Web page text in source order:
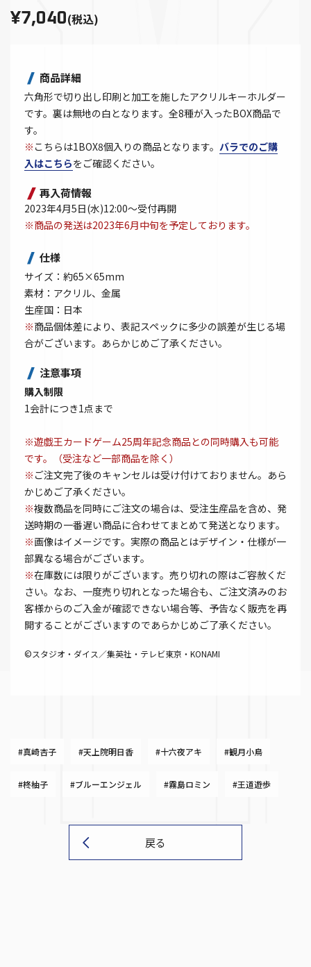
¥7,040(税込)
商品詳細
六角形で切り出し印刷と加工を施したアクリルキーホルダー
です。裏は無地の白となります。全8種が入ったBOX商品で
す。
※ こちらは1BOX8個入りの商品となります。 バラでのご購
入はこちらをご確認ください。
再入荷情報
2023年4月5日(水)12:00～受付再開
※商品の発送は2023年6月中旬を予定しております。
仕様
サイズ：約65×65mm
素材：アクリル、金属
生産国：日本
※商品個体差により、表記スペックに多少の誤差が生じる場
合がございます。あらかじめご了承ください。
注意事項
購入制限
1会計につき1点まで
※遊戯王カードゲーム25周年記念商品との同時購入も可能
です。（受注など一部商品を除く）
※ ご注文完了後のキャンセルは受け付けておりません。あら
かじめご了承ください。
※複数商品を同時にご注文の場合は、受注生産品を含め、発
送時期の一番遅い商品に合わせてまとめて発送となります。
※画像はイメージです。実際の商品とはデザイン・仕様が一
部異なる場合がございます。
※在庫数には限りがございます。売り切れの際はご容赦くだ
さい。なお、一度売り切れとなった場合も、ご注文済みのお
客様からのご入金が確認できない場合等、予告なく販売を再
開することがございますのであらかじめご了承ください。
©スタジオ・ダイス／集英社・テレビ東京・KONAMI
#真崎杏子 #天上院明日香 #十六夜アキ #観月小鳥
#柊柚子 #ブルーエンジェル #霧島ロミン #王道遊歩
戻る